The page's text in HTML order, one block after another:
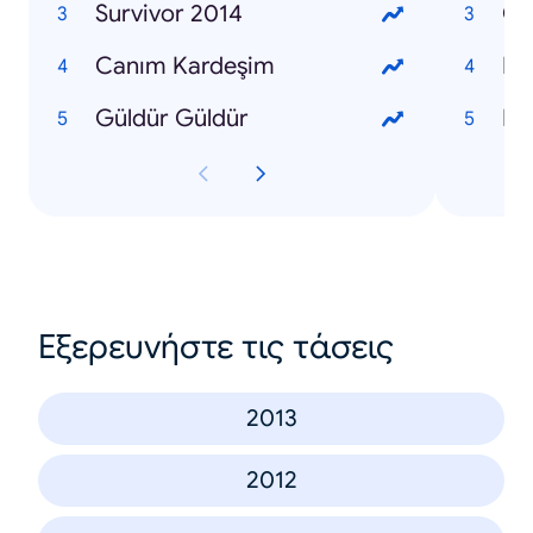
Survivor 2014
Canım Kardeşim
Güldür Güldür
Εξερευνήστε τις τάσεις
2013
2012